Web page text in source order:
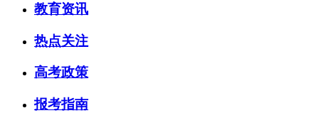
教育资讯
热点关注
高考政策
报考指南